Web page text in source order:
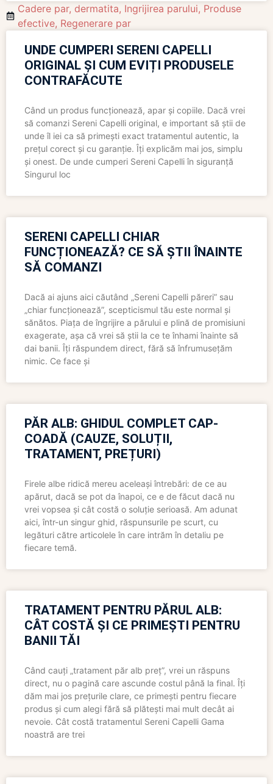
Cadere par, dermatita, Ingrijirea parului, Produse
efective, Regenerare par
UNDE CUMPERI SERENI CAPELLI
ORIGINAL ȘI CUM EVIȚI PRODUSELE
CONTRAFĂCUTE
Când un produs funcționează, apar și copiile. Dacă vrei
să comanzi Sereni Capelli original, e important să știi de
unde îl iei ca să primești exact tratamentul autentic, la
prețul corect și cu garanție. Îți explicăm mai jos, simplu
și onest. De unde cumperi Sereni Capelli în siguranță
Singurul loc
SERENI CAPELLI CHIAR
FUNCȚIONEAZĂ? CE SĂ ȘTII ÎNAINTE
SĂ COMANZI
Dacă ai ajuns aici căutând „Sereni Capelli păreri” sau
„chiar funcționează”, scepticismul tău este normal și
sănătos. Piața de îngrijire a părului e plină de promisiuni
exagerate, așa că vrei să știi la ce te înhami înainte să
dai banii. Îți răspundem direct, fără să înfrumusețăm
nimic. Ce face și
PĂR ALB: GHIDUL COMPLET CAP-
COADĂ (CAUZE, SOLUȚII,
TRATAMENT, PREȚURI)
Firele albe ridică mereu aceleași întrebări: de ce au
apărut, dacă se pot da înapoi, ce e de făcut dacă nu
vrei vopsea și cât costă o soluție serioasă. Am adunat
aici, într-un singur ghid, răspunsurile pe scurt, cu
legături către articolele în care intrăm în detaliu pe
fiecare temă.
TRATAMENT PENTRU PĂRUL ALB:
CÂT COSTĂ ȘI CE PRIMEȘTI PENTRU
BANII TĂI
Când cauți „tratament păr alb preț”, vrei un răspuns
direct, nu o pagină care ascunde costul până la final. Îți
dăm mai jos prețurile clare, ce primești pentru fiecare
produs și cum alegi fără să plătești mai mult decât ai
nevoie. Cât costă tratamentul Sereni Capelli Gama
noastră are trei